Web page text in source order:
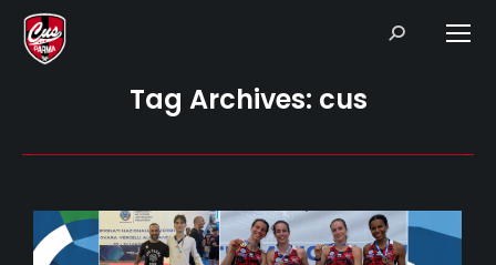
Search:
Tag Archives: cus